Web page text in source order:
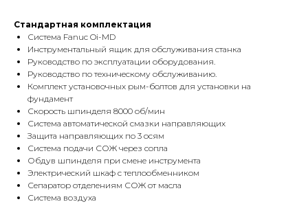
Стандартная комплектация
Система Fanuc Oi-MD
Инструментальный ящик для обслуживания станка
Руководство по эксплуатации оборудования.
Руководство по техническому обслуживанию.
Комплект установочных рым-болтов для установки на
фундамент
Скорость шпинделя 8000 об/мин
Система автоматической смазки направляющих
Защита направляющих по 3 осям
Система подачи СОЖ через сопла
Обдув шпинделя при смене инструмента
Электрический шкаф с теплообменником
Сепаратор отделениям СОЖ от масла
Система воздуха